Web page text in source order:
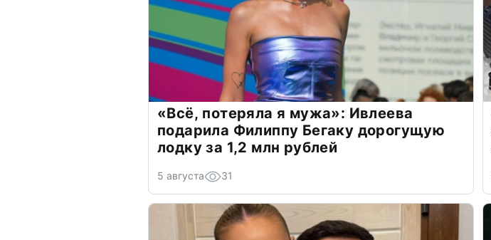
«Всё, потеряла я мужа»: Ивлеева
подарила Филиппу Бегаку дорогущую
лодку за 1,2 млн рублей
5 августа 31